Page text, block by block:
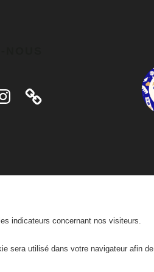
indicateurs concernant nos visiteurs.
sera utilisé dans votre navigateur afin de